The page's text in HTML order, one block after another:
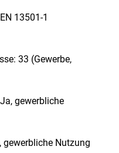
13501-1
33 (Gewerbe,
gewerbliche
gewerbliche Nutzung